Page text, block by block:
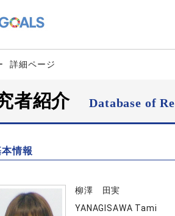
詳細ページ
者紹介Database of
情報
柳澤 田実
YANAGISAWA Tami